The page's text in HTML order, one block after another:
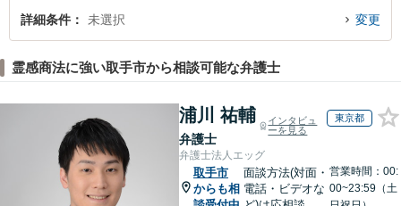
詳細条件 未選択 変更
霊感商法に強い取手市から相談可能な弁護士
浦川 祐輔
弁護士
インタビュ
ーを見る
東京都
弁護士法人エッグ
取手市
からも相
面談方法(対面・
電話・ビデオな
営業時間：00:
00~23:59（土